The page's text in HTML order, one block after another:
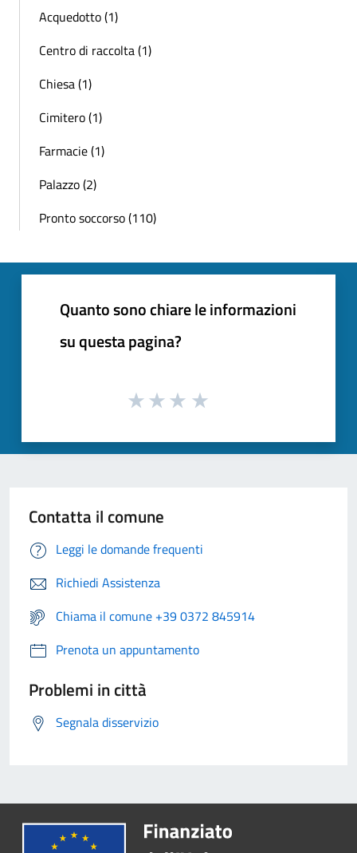
Acquedotto (1)
Centro di raccolta (1)
Chiesa (1)
Cimitero (1)
Farmacie (1)
Palazzo (2)
Pronto soccorso (110)
Quanto sono chiare le informazioni
su questa pagina?
Contatta il comune
Leggi le domande frequenti
Richiedi Assistenza
Chiama il comune +39 0372 845914
Prenota un appuntamento
Problemi in città
Segnala disservizio